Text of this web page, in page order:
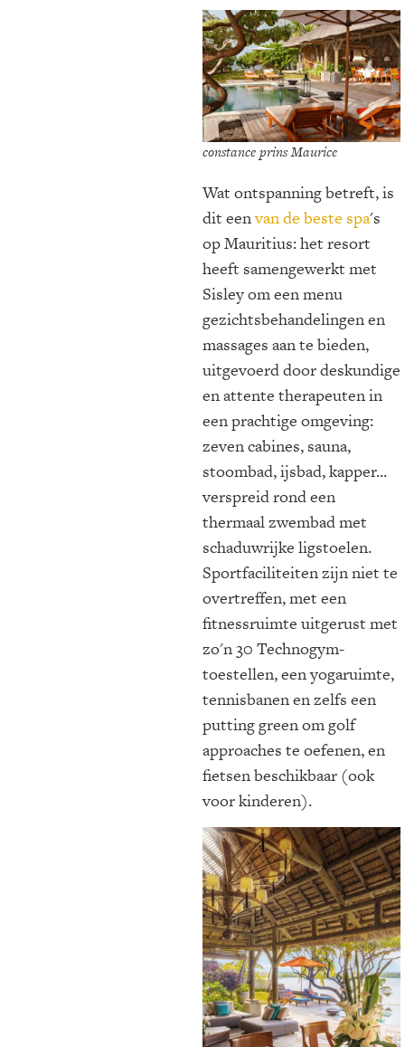
constance prins Maurice
Wat ontspanning betreft, is
dit eenvan de beste spa's
op Mauritius: het resort
heeft samengewerkt met
Sisley om een menu
gezichtsbehandelingen en
massages aan te bieden,
uitgevoerd door deskundige
en attente therapeuten in
een prachtige omgeving:
zeven cabines, sauna,
stoombad, ijsbad, kapper...
verspreid rond een
thermaal zwembad met
schaduwrijke ligstoelen.
Sportfaciliteiten zijn niet te
overtreffen, met een
fitnessruimte uitgerust met
zo'n 30 Technogym-
toestellen, een yogaruimte,
tennisbanen en zelfs een
putting green om golf
approaches te oefenen, en
fietsen beschikbaar (ook
voor kinderen).